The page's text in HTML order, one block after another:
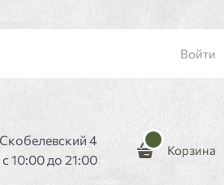
Войти
4
10:00 до 21:00
Корзина